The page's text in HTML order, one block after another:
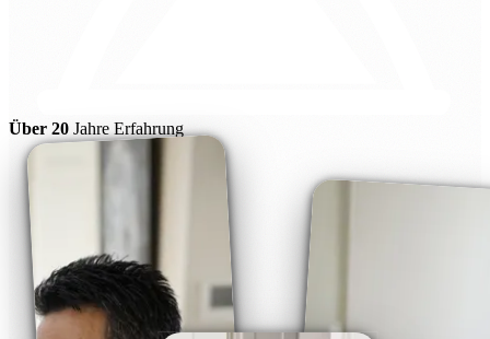
Über 20 Jahre Erfahrung